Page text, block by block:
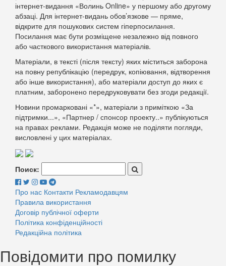
інтернет-видання «Волинь Online» у першому або другому
абзаці. Для інтернет-видань обов’язкове — пряме,
відкрите для пошукових систем гіперпосилання.
Посилання має бути розміщене незалежно від повного
або часткового використання матеріалів.
Матеріали, в тексті (після тексту) яких міститься заборона
на повну републікацію (передрук, копіювання, відтворення
або інше використання), або матеріали доступ до яких є
платним, заборонено передруковувати без згоди редакції.
Новини промарковані «*», матеріали з приміткою «За
підтримки...», «Партнер / спонсор проекту..» публікуються
на правах реклами. Редакція може не поділяти погляди,
висловлені у цих матеріалах.
Поиск:
Про нас Контакти Рекламодавцям
Правила використання
Договір публічної оферти
Політика конфіденційності
Редакційна політика
Повідомити про помилку